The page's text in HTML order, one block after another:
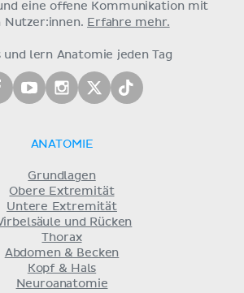
eine offene Kommunikation mit
Nutzer:innen. Erfahre mehr.
und lern Anatomie jeden Tag
ANATOMIE
Grundlagen
Obere Extremität
Untere Extremität
und Rücken
Thorax
Abdomen & Becken
Kopf & Hals
Neuroanatomie